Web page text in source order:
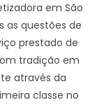
em São
as questões de
prestado de
tradição em
através da
classe no